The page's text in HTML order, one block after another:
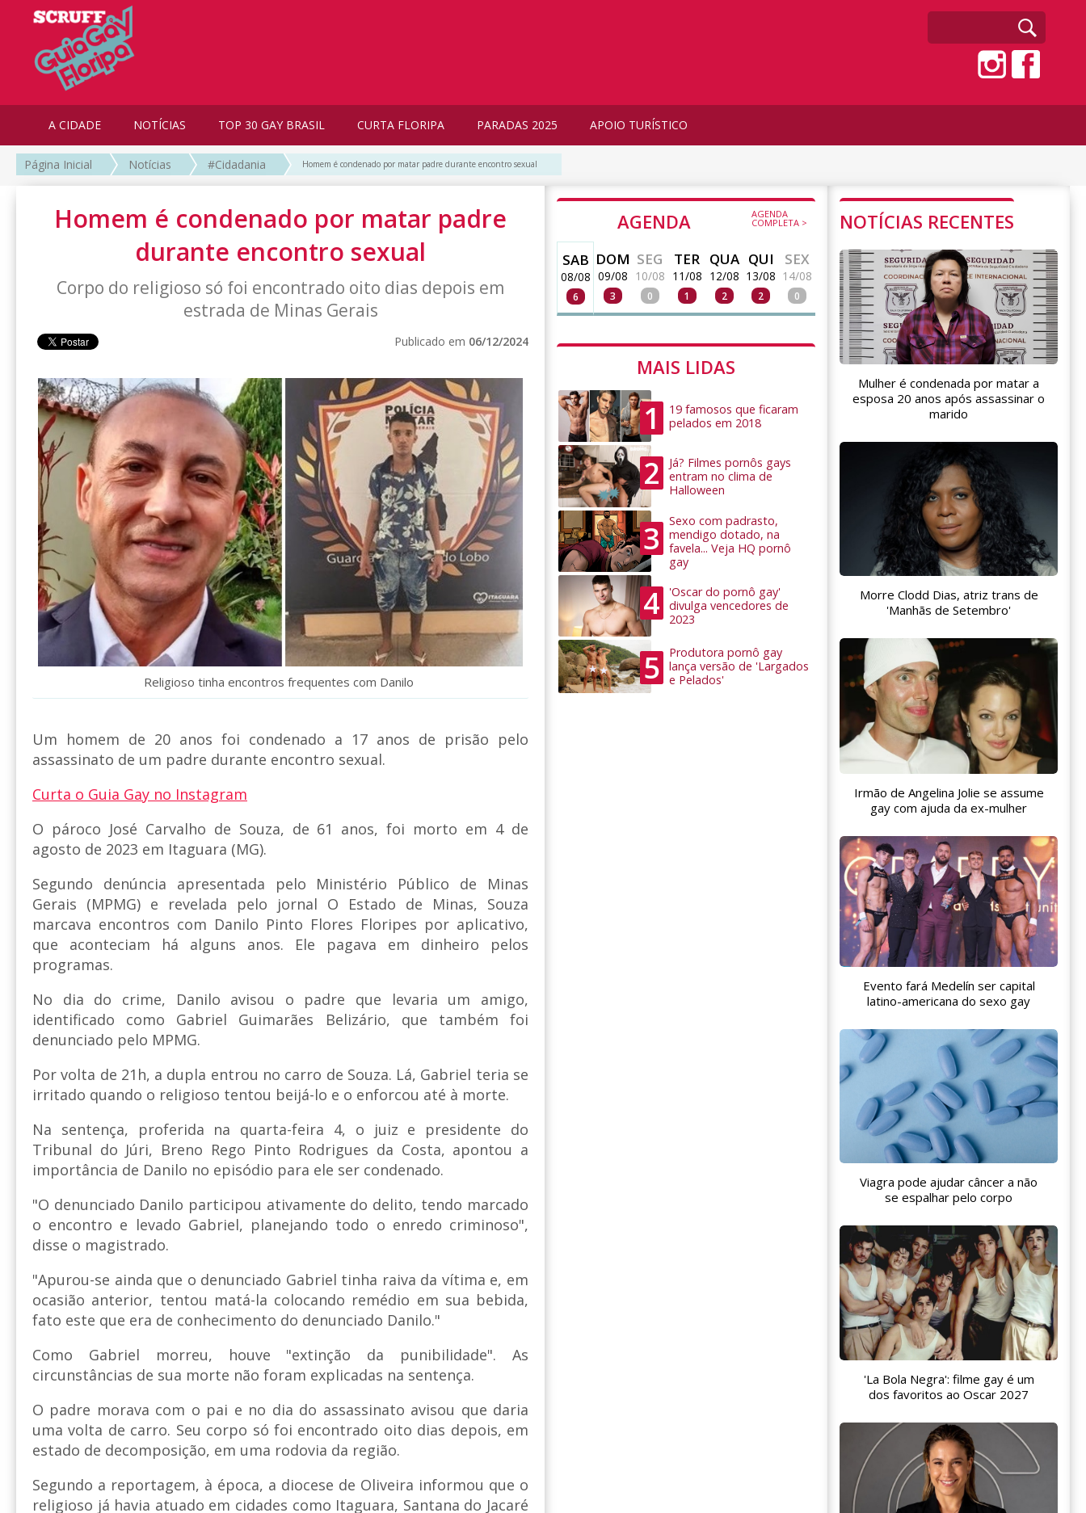
A CIDADE NOTÍCIAS TOP 30 GAY BRASIL CURTA FLORIPA PARADAS 2025 APOIO TURÍSTICO
Página Inicial Notícias #Cidadania Homem é condenado por matar padre durante encontro sexual
Homem é condenado por matar padre
durante encontro sexual
Corpo do religioso só foi encontrado oito dias depois em
estrada de Minas Gerais
Publicado em 06/12/2024
Religioso tinha encontros frequentes com Danilo
Um homem de 20 anos foi condenado a 17 anos de prisão pelo
assassinato de um padre durante encontro sexual.
Curta o Guia Gay no Instagram
O pároco José Carvalho de Souza, de 61 anos, foi morto em 4 de
agosto de 2023 em Itaguara (MG).
Segundo denúncia apresentada pelo Ministério Público de Minas
Gerais (MPMG) e revelada pelo jornal O Estado de Minas, Souza
marcava encontros com Danilo Pinto Flores Floripes por aplicativo,
que aconteciam há alguns anos. Ele pagava em dinheiro pelos
programas.
No dia do crime, Danilo avisou o padre que levaria um amigo,
identificado como Gabriel Guimarães Belizário, que também foi
denunciado pelo MPMG.
Por volta de 21h, a dupla entrou no carro de Souza. Lá, Gabriel teria se
irritado quando o religioso tentou beijá-lo e o enforcou até à morte.
Na sentença, proferida na quarta-feira 4, o juiz e presidente do
Tribunal do Júri, Breno Rego Pinto Rodrigues da Costa, apontou a
importância de Danilo no episódio para ele ser condenado.
"O denunciado Danilo participou ativamente do delito, tendo marcado
o encontro e levado Gabriel, planejando todo o enredo criminoso",
disse o magistrado.
"Apurou-se ainda que o denunciado Gabriel tinha raiva da vítima e, em
ocasião anterior, tentou matá-la colocando remédio em sua bebida,
fato este que era de conhecimento do denunciado Danilo."
Como Gabriel morreu, houve "extinção da punibilidade". As
circunstâncias de sua morte não foram explicadas na sentença.
O padre morava com o pai e no dia do assassinato avisou que daria
uma volta de carro. Seu corpo só foi encontrado oito dias depois, em
estado de decomposição, em uma rodovia da região.
Segundo a reportagem, à época, a diocese de Oliveira informou que o
religioso já havia atuado em cidades como Itaguara, Santana do Jacaré
AGENDA AGENDA
COMPLETA >
SAB
08/08
6
DOM
09/08
3
SEG
10/08
0
TER
11/08
1
QUA
12/08
2
QUI
13/08
2
SEX
14/08
0
MAIS LIDAS
1
19 famosos que ficaram
pelados em 2018
2
Já? Filmes pornôs gays
entram no clima de
Halloween
3
Sexo com padrasto,
mendigo dotado, na
favela... Veja HQ pornô
gay
4
'Oscar do pornô gay'
divulga vencedores de
2023
5
Produtora pornô gay
lança versão de 'Largados
e Pelados'
NOTÍCIAS RECENTES
Mulher é condenada por matar a
esposa 20 anos após assassinar o
marido
Morre Clodd Dias, atriz trans de
'Manhãs de Setembro'
Irmão de Angelina Jolie se assume
gay com ajuda da ex-mulher
Evento fará Medelín ser capital
latino-americana do sexo gay
Viagra pode ajudar câncer a não
se espalhar pelo corpo
'La Bola Negra': filme gay é um
dos favoritos ao Oscar 2027